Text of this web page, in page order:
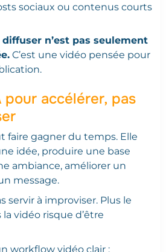
sociaux ou contenus courts
n’est pas seulement
C’est une vidéo pensée pour
pour accélérer, pas
faire gagner du temps. Elle
idée, produire une base
ambiance, améliorer un
message.
servir à improviser. Plus le
vidéo risque d’être
workflow vidéo clair :